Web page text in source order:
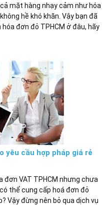
mặt hàng nhạy cảm như hóa
hề khó khăn. Vậy bạn đã
đơn đỏ TPHCM ở đâu, hãy
yêu cầu hợp pháp giá rẻ
đơn VAT TPHCM nhưng chưa
thể cung cấp hoá đơn đỏ
Vậy đừng nên bỏ qua dịch vụ